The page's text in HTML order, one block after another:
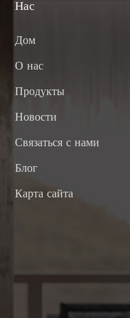
Нас
Дом
О нас
Продукты
Новости
Связаться с нами
Блог
Карта сайта